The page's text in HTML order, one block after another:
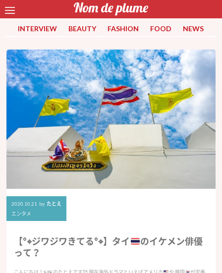
INTERVIEW BEAUTY FASHION FOOD NEWS
2020.10.21 by たとえ
エンタメ
【°⌖ジワジワきてる°⌖】タイ
のイケメン俳優
って？